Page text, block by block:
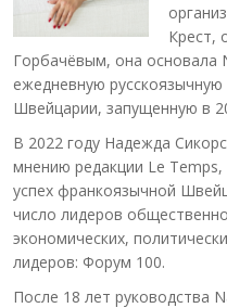
Крест,
Горбачёвым, она основала
ежедневную
Швейцарии, запущенную в
В 2022 году Надежда
мнению редакции Le Temps,
успех франкоязычной
число лидеров
экономических,
лидеров: Форум 100.
После 18 лет руководства